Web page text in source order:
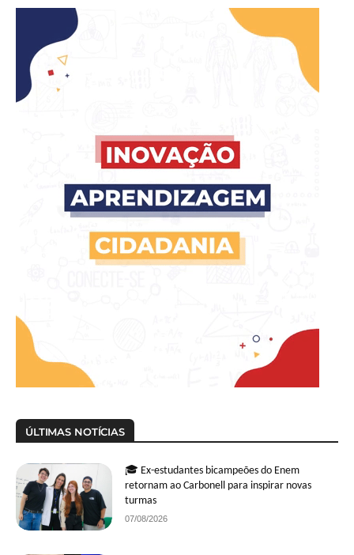
ÚLTIMAS NOTÍCIAS
🎓 Ex-estudantes bicampeões do Enem
retornam ao Carbonell para inspirar novas
turmas
07/08/2026